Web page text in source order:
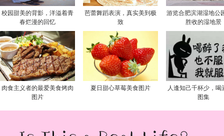
校园甜美的背影，洋溢着青
春烂漫的回忆
芭蕾舞蹈表演，真实美到极
致
游览合肥滨湖湿地公
胜收的湿地景
肉食主义者的最爱美食烤肉
图片
夏日甜心草莓美食图片
人逢知己千杯少，喝
图集